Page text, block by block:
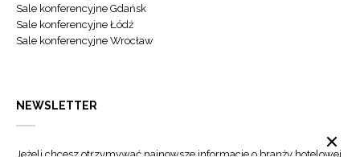
Sale konferencyjne Gdańsk
Sale konferencyjne Łódź
Sale konferencyjne Wrocław
NEWSLETTER
Jeżeli chcesz otrzymywać najnowsze informacje o branży hotelowej